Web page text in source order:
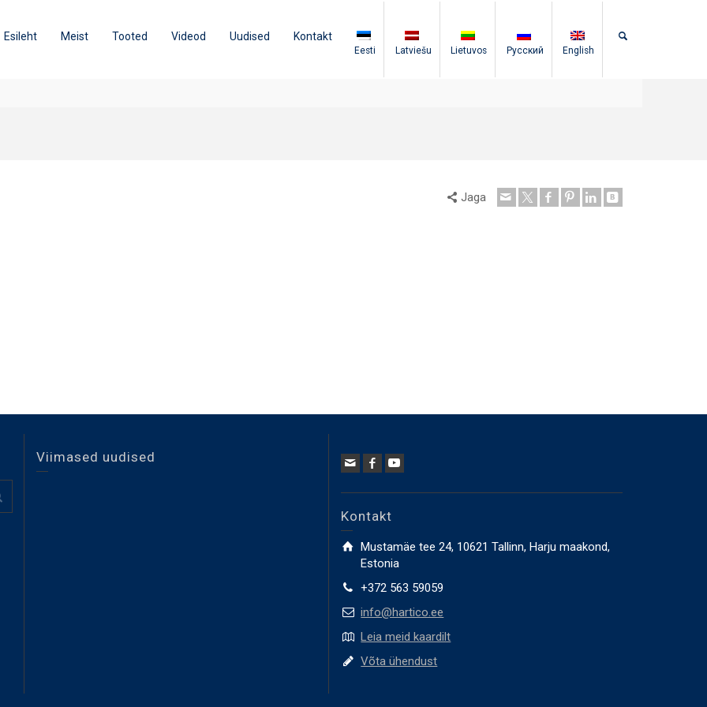
Esileht Meist Tooted Videod Uudised Kontakt
Eesti Latviešu Lietuvos Русский English
Jaga
Viimased uudised
Kontakt
Mustamäe tee 24, 10621 Tallinn, Harju maakond,
Estonia
+372 563 59059
info@hartico.ee
Leia meid kaardilt
Võta ühendust